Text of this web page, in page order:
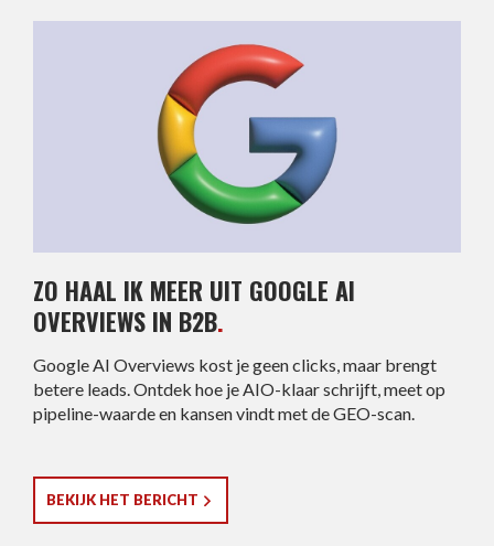
ZO HAAL IK MEER UIT GOOGLE AI
OVERVIEWS IN B2B.
Google AI Overviews kost je geen clicks, maar brengt
betere leads. Ontdek hoe je AIO-klaar schrijft, meet op
pipeline-waarde en kansen vindt met de GEO-scan.
BEKIJK HET BERICHT